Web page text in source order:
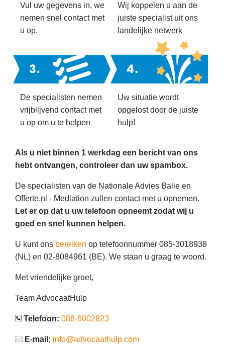
Vul uw gegevens in, we
nemen snel contact met
u op.
Wij koppelen u aan de
juiste specialist uit ons
landelijke netwerk
De specialisten nemen
vrijblijvend contact met
u op om u te helpen
Uw situatie wordt
opgelost door de juiste
hulp!
Als u niet binnen 1 werkdag een bericht van ons
hebt ontvangen, controleer dan uw spambox.
De specialisten van de Nationale Advies Balie en
Offerte.nl - Mediation zullen contact met u opnemen.
Let er op dat u uw telefoon opneemt zodat wij u
goed en snel kunnen helpen.
U kunt ons bereiken op telefoonnummer 085-3018938
(NL) en 02-8084961 (BE). We staan u graag te woord.
Met vriendelijke groet,
Team AdvocaatHulp
Telefoon: 088-6002823
E-mail: info@advocaathulp.com